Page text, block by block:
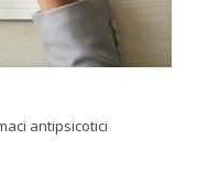
antipsicotici